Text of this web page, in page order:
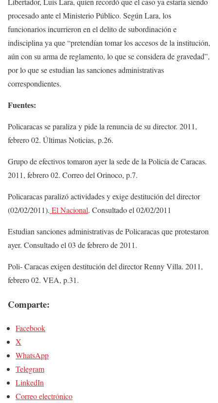
procesado ante el Ministerio Público. Según Lara, los
funcionarios incurrieron en el delito de subordinación e
indisciplina ya que “pretendían tomar los accesos de la institución,
aún con su arma de reglamento, lo que se considera de gravedad”,
por lo que se estudian las sanciones administrativas
correspondientes.
Fuentes:
Policaracas se paraliza y pide la renuncia de su director. 2011,
febrero 02. Últimas Noticias, p.26.
Grupo de efectivos tomaron ayer la sede de la Policía de Caracas.
2011, febrero 02. Correo del Orinoco, p.7.
Policaracas paralizó actividades y exige destitución del director
(02/02/2011). El Nacional. Consultado el 02/02/2011
Estudian sanciones administrativas de Policaracas que protestaron
ayer. Consultado el 03 de febrero de 2011.
Poli- Caracas exigen destitución del director Renny Villa. 2011,
febrero 02. VEA, p.31.
Comparte:
Facebook
X
WhatsApp
Telegram
LinkedIn
Correo electrónico